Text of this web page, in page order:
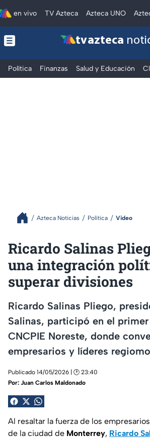
en vivo TV Azteca Azteca UNO
tv azteca
Política Finanzas Salud y Educación
Azteca Noticias Política Video
Ricardo Salinas
una integración
superar divisiones
Ricardo Salinas Pliego,
Salinas, participó en el
CNCPIE Noreste, donde
empresarios y líderes
Publicado 14/05/2026 | 🕑 23:40
Por: Juan Carlos Maldonado
Al resaltar la fuerza de los
de la ciudad de Monterrey, Ricardo